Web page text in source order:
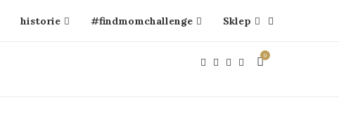
historie #findmomchallenge Sklep
0